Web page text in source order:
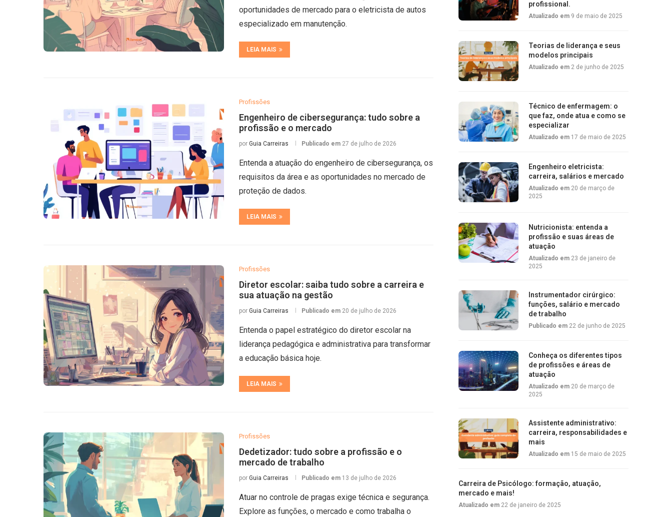
oportunidades de mercado para o eletricista de autos
especializado em manutenção.
LEIA MAIS
Profissões
Engenheiro de cibersegurança: tudo sobre a
profissão e o mercado
por Guia Carreiras Publicado em 27 de julho de 2026
Entenda a atuação do engenheiro de cibersegurança, os
requisitos da área e as oportunidades no mercado de
proteção de dados.
LEIA MAIS
Profissões
Diretor escolar: saiba tudo sobre a carreira e
sua atuação na gestão
por Guia Carreiras Publicado em 20 de julho de 2026
Entenda o papel estratégico do diretor escolar na
liderança pedagógica e administrativa para transformar
a educação básica hoje.
LEIA MAIS
Profissões
Dedetizador: tudo sobre a profissão e o
mercado de trabalho
por Guia Carreiras Publicado em 13 de julho de 2026
Atuar no controle de pragas exige técnica e segurança.
Explore as funções, o mercado e como trabalha o
profissional.
Atualizado em 9 de maio de 2025
Teorias de liderança e seus
modelos principais
Atualizado em 2 de junho de 2025
Técnico de enfermagem: o
que faz, onde atua e como se
especializar
Atualizado em 17 de maio de 2025
Engenheiro eletricista:
carreira, salários e mercado
Atualizado em 20 de março de
2025
Nutricionista: entenda a
profissão e suas áreas de
atuação
Atualizado em 23 de janeiro de
2025
Instrumentador cirúrgico:
funções, salário e mercado
de trabalho
Publicado em 22 de junho de 2025
Conheça os diferentes tipos
de profissões e áreas de
atuação
Atualizado em 20 de março de
2025
Assistente administrativo:
carreira, responsabilidades e
mais
Atualizado em 15 de maio de 2025
Carreira de Psicólogo: formação, atuação,
mercado e mais!
Atualizado em 22 de janeiro de 2025